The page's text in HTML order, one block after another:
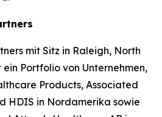
mit Sitz in Raleigh, North
ein Portfolio von Unternehmen,
Products, Associated
HDIS in Nordamerika sowie